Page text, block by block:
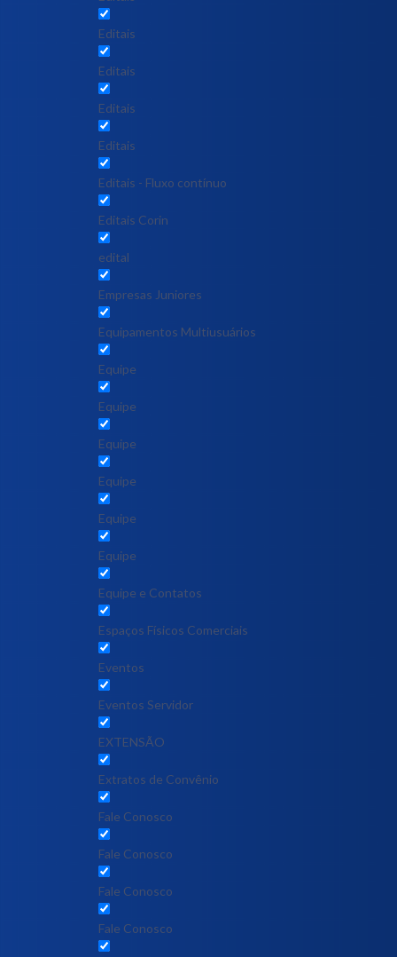
Editais
Editais
Editais
Editais
Editais - Fluxo contínuo
Editais Corin
edital
Empresas Juniores
Equipamentos Multiusuários
Equipe
Equipe
Equipe
Equipe
Equipe
Equipe
Equipe e Contatos
Espaços Físicos Comerciais
Eventos
Eventos Servidor
EXTENSÃO
Extratos de Convênio
Fale Conosco
Fale Conosco
Fale Conosco
Fale Conosco